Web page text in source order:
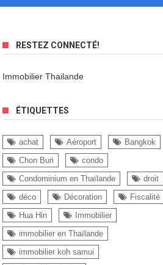
RESTEZ CONNECTÉ!
Immobilier Thailande
ÉTIQUETTES
achat Aéroport
Bangkok
Chon Buri
condo
Condominium en Thaïlande
droit
déco
Décoration
Fiscalité
Hua Hin
Immobilier
immobilier en Thaïlande
immobilier koh samui